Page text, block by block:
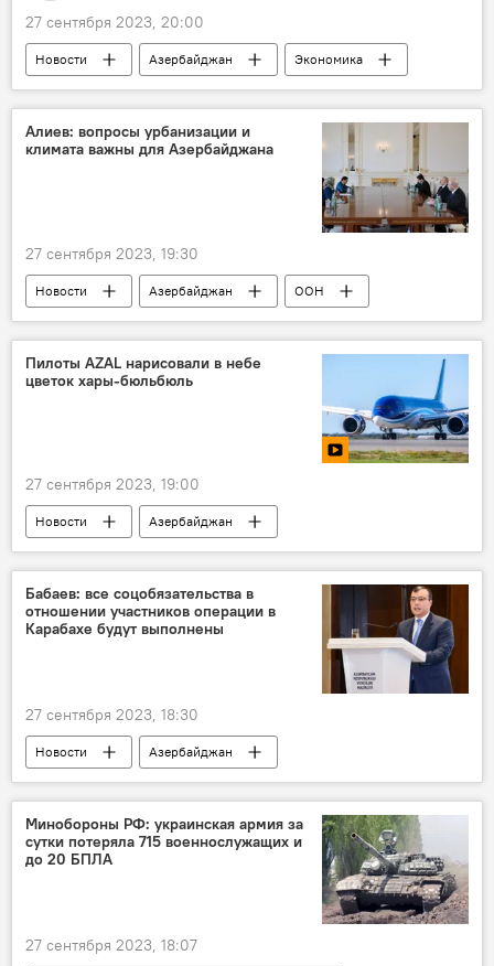
27 сентября 2023, 20:00
Новости Азербайджан
Экономика
Финансы
Банковский рынок
ЦБА
Проблемные кредиты
Алиев: вопросы урбанизации и
климата важны для Азербайджана
27 сентября 2023, 19:30
Новости Азербайджан
ООН
Ильхам Алиев
Карабах
ВИЭ
Градостроительство
Пилоты AZAL нарисовали в небе
цветок хары-бюльбюль
27 сентября 2023, 19:00
Новости
Азербайджан
Отечественная война
День памяти в Азербайджане
Общество
Бабаев: все соцобязательства в
отношении участников операции в
Карабахе будут выполнены
27 сентября 2023, 18:30
Новости
Азербайджан
Министерство труда и социальной защиты населения (МТСЗН) АР
Общество
Антитеррористическая операция
Сахиль Бабаев
Минобороны РФ: украинская армия за
сутки потеряла 715 военнослужащих и
до 20 БПЛА
27 сентября 2023, 18:07